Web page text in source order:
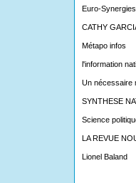
Euro-Synergies
CATHY
Métapo infos
l'information
Un nécessaire
SYNTHESE
Science
LA REVUE
Lionel Baland